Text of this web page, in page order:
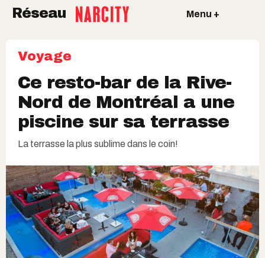
Réseau Menu +
Voyage
Ce resto-bar de la Rive-
Nord de Montréal a une
piscine sur sa terrasse
La terrasse la plus sublime dans le coin!